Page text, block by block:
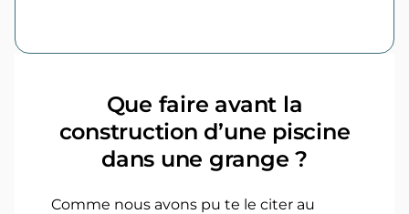
Que faire avant la
construction d’une piscine
dans une grange ?
Comme nous avons pu te le citer au